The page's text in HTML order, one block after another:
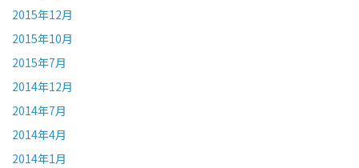
2015年12月
2015年10月
2015年7月
2014年12月
2014年7月
2014年4月
2014年1月